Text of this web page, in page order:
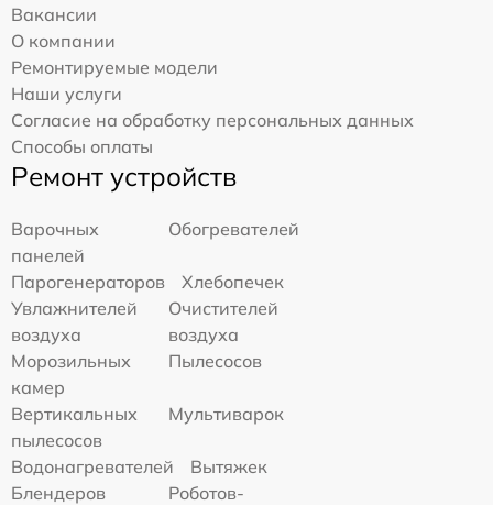
Вакансии
О компании
Ремонтируемые модели
Наши услуги
Согласие на обработку персональных данных
Способы оплаты
Ремонт устройств
Варочных
панелей
Обогревателей
Парогенераторов
Хлебопечек
Увлажнителей
воздуха
Очистителей
воздуха
Морозильных
камер
Пылесосов
Вертикальных
пылесосов
Мультиварок
Водонагревателей
Вытяжек
Блендеров
Роботов-